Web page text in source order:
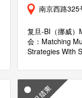
南京西路325
复旦-BI（挪威）
会：Matching
Strategies With